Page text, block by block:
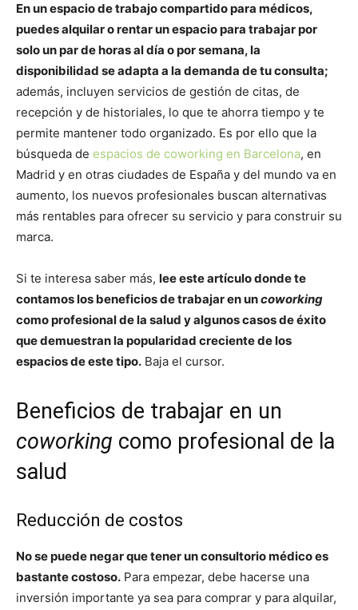
En un espacio de trabajo compartido para médicos,
puedes alquilar o rentar un espacio para trabajar por
solo un par de horas al día o por semana, la
disponibilidad se adapta a la demanda de tu consulta;
además, incluyen servicios de gestión de citas, de
recepción y de historiales, lo que te ahorra tiempo y te
permite mantener todo organizado. Es por ello que la
búsqueda de espacios de coworking en Barcelona, en
Madrid y en otras ciudades de España y del mundo va en
aumento, los nuevos profesionales buscan alternativas
más rentables para ofrecer su servicio y para construir su
marca.
Si te interesa saber más, lee este artículo donde te
contamos los beneficios de trabajar en uncoworking
como profesional de la salud y algunos casos de éxito
que demuestran la popularidad creciente de los
espacios de este tipo. Baja el cursor.
Beneficios de trabajar en un
coworking como profesional de la
salud
Reducción de costos
No se puede negar que tener un consultorio médico es
bastante costoso. Para empezar, debe hacerse una
inversión importante ya sea para comprar y para alquilar,